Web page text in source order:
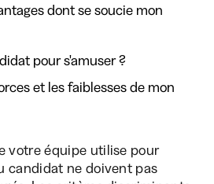
dont se soucie mon
pour s'amuser ?
et les faiblesses de mon
votre équipe utilise pour
candidat ne doivent pas